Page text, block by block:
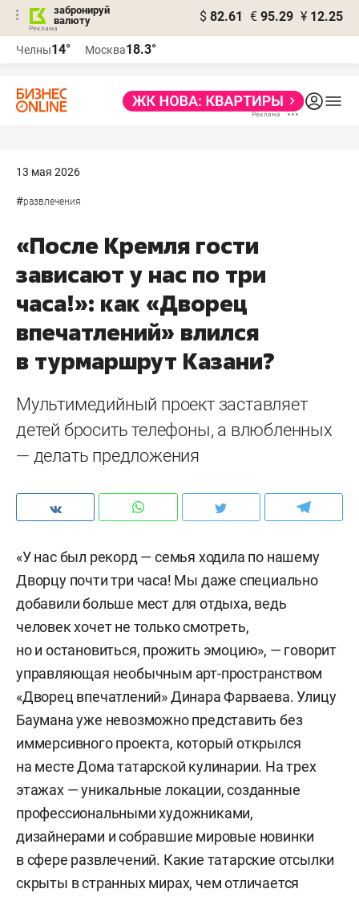
забронируй
валюту
$ 82.61 € 95.29 ¥ 12.25
Челны14° Москва18.3°
13 мая 2026
#развлечения
«После Кремля гости
зависают у нас по три
часа!»: как «Дворец
впечатлений» влился
в турмаршрут Казани?
Мультимедийный проект заставляет
детей бросить телефоны, а влюбленных
— делать предложения
«У нас был рекорд — семья ходила по нашему
Дворцу почти три часа! Мы даже специально
добавили больше мест для отдыха, ведь
человек хочет не только смотреть,
но и остановиться, прожить эмоцию», — говорит
управляющая необычным арт-пространством
«Дворец впечатлений» Динара Фарваева. Улицу
Баумана уже невозможно представить без
иммерсивного проекта, который открылся
на месте Дома татарской кулинарии. На трех
этажах — уникальные локации, созданные
профессиональными художниками,
дизайнерами и собравшие мировые новинки
в сфере развлечений. Какие татарские отсылки
скрыты в странных мирах, чем отличается